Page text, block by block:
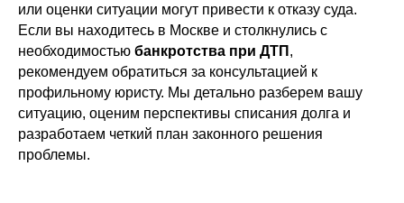
или оценки ситуации могут привести к отказу суда.
Если вы находитесь в Москве и столкнулись с
необходимостью банкротства при ДТП ,
рекомендуем обратиться за консультацией к
профильному юристу. Мы детально разберем вашу
ситуацию, оценим перспективы списания долга и
разработаем четкий план законного решения
проблемы.
3 статьи 213.4 Закона №127-ФЗ
Документы, подтверждающие задолженность (кредитный
договор, расписка) и неплатежеспособность гражданина,
не позволяющая погасить эту сумму в объеме (справка о
зарплате, выписки со счетов).
отсутствие, — предоставить ее необходимо не позднее